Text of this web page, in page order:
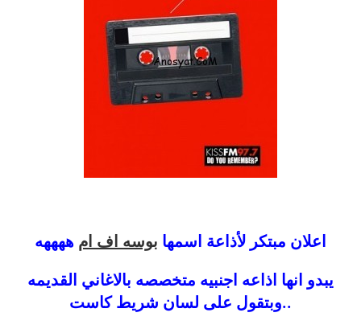
اعلان مبتكر لأذاعة اسمها بوسه اف ام ههههه
يبدو انها اذاعه اجنبيه متخصصه بالاغاني القديمه
..وبتقول على لسان شريط كاست